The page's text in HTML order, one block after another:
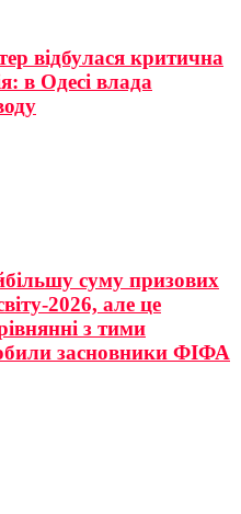
відбулася критична
в Одесі влада
суму призових
2026, але це
з тими
засновники ФІФА